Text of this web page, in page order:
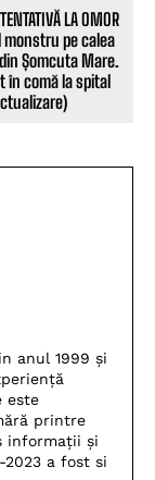
LA OMOR
monstru pe calea
Șomcuta Mare.
în comă la spital
anul 1999 și
este
printre
informații și
a fost si